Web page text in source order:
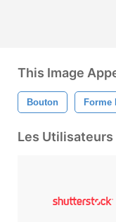
This Image
Bouton Forme
Les Utilisateurs